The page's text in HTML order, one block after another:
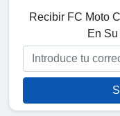
Recibir FC Moto
En